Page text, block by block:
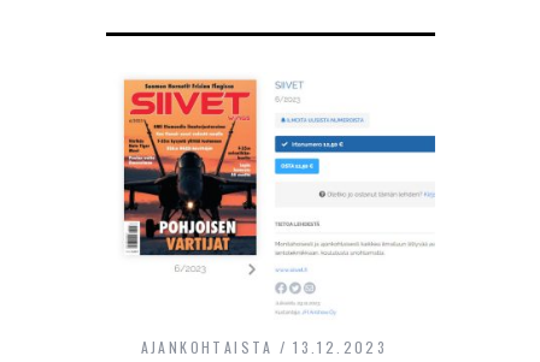
AJANKOHTAISTA 13.12.2023